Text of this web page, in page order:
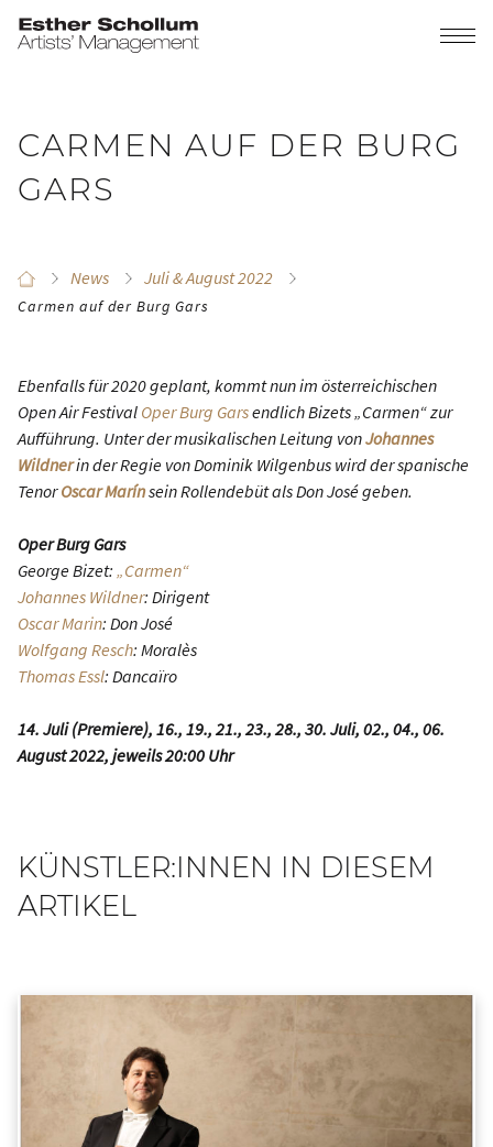
CARMEN AUF DER BURG
GARS
News Juli & August 2022
Carmen auf der Burg Gars
Ebenfalls für 2020 geplant, kommt nun im österreichischen
Open Air Festival Oper Burg Garsendlich Bizets „Carmen“ zur
Aufführung. Unter der musikalischen Leitung vonJohannes
Wildnerin der Regie von Dominik Wilgenbus wird der spanische
TenorOscar Marínsein Rollendebüt als Don José geben.
Oper Burg Gars
George Bizet: „Carmen“
Johannes Wildner: Dirigent
Oscar Marin: Don José
Wolfgang Resch: Moralès
Thomas Essl: Dancaïro
14. Juli (Premiere), 16., 19., 21., 23., 28., 30. Juli, 02., 04., 06.
August 2022, jeweils 20:00 Uhr
KÜNSTLER:INNEN IN DIESEM
ARTIKEL